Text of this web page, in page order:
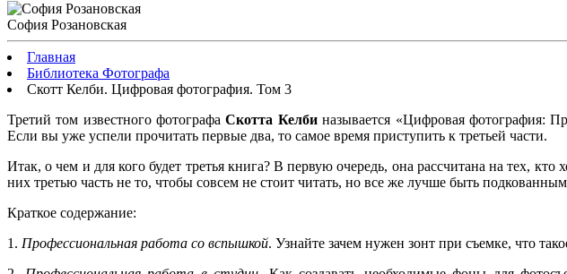
София Розановская
Главная
Библиотека Фотографа
Скотт Келби. Цифровая фотография. Том 3
Третий том известного фотографаСкотта Келбиназывается «Цифровая фотография:
Если вы уже успели прочитать первые два, то самое время приступить к третьей части.
Итак, о чем и для кого будет третья книга? В первую очередь, она рассчитана на тех,
них третью часть не то, чтобы совсем не стоит читать, но все же лучше быть
Краткое содержание:
1. Профессиональная работа со вспышкой. Узнайте зачем нужен зонт при съемке, что